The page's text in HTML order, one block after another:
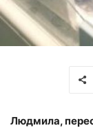
Людмила,